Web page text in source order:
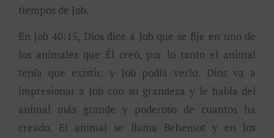
tiempos de Job.
En Job 40:15, Dios dice a Job que se fije en uno de
los animales que Él creó, por lo tanto el animal
tenía que existir, y Job podía verlo. Dios va a
impresionar a Job con su grandeza y le habla del
animal más grande y poderoso de cuantos ha
creado. El animal se llama Behemot y en los